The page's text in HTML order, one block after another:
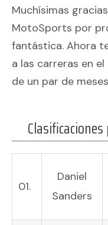
Muchísimas
MotoSports por
fantástica. Ahora
a las carreras en
de un par de
01.
Daniel
Sanders